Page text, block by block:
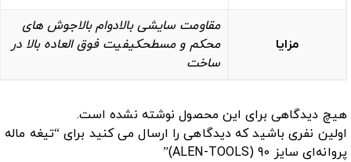
مزایا
مقاومت سایشی بالادوام بالاجوش های
محکم و مسطحکیفیت فوق العاده بالا در
ساخت
هیچ دیدگاهی برای این محصول نوشته نشده است.
اولین نفری باشید که دیدگاهی را ارسال می کنید برای “تیغه ماله
پروانه‌ای سایز 90 (ALEN-TOOLS)”